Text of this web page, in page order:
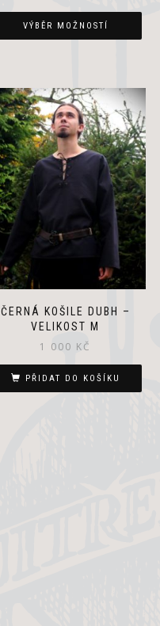
VÝBĚR MOŽNOSTÍ
ČERNÁ KOŠILE DUBH –
VELIKOST M
1 000 KČ
PŘIDAT DO KOŠÍKU